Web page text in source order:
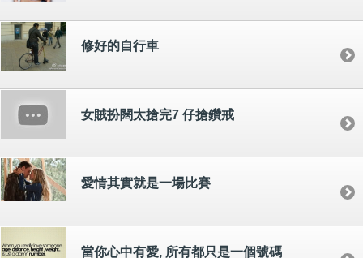
修好的自行車
女賊扮闊太搶完7 仔搶鑽戒
愛情其實就是一場比賽
當你心中有愛, 所有都只是一個號碼